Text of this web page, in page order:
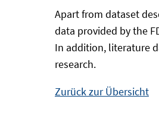
Apart from dataset
data provided by the
In addition, literature
research.
Zurück zur Übersicht